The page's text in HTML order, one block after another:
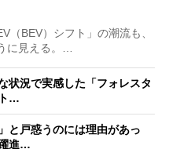
BEV）シフト」の潮流も、
に見える。…
状況で実感した「フォレスタ
…
と戸惑うのには理由があっ
進…